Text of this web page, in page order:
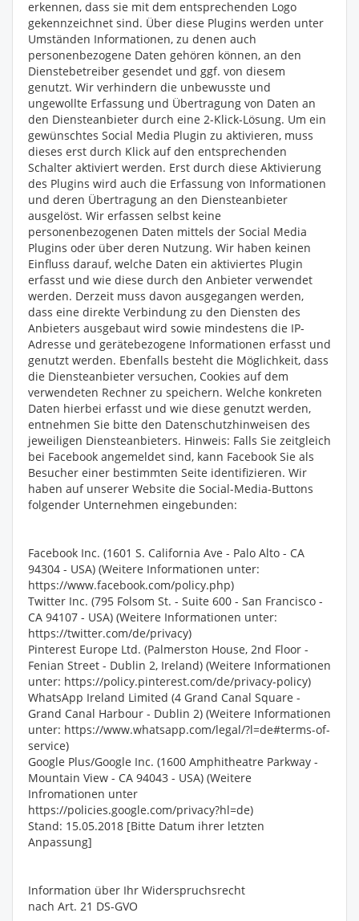
erkennen, dass sie mit dem entsprechenden Logo
gekennzeichnet sind. Über diese Plugins werden unter
Umständen Informationen, zu denen auch
personenbezogene Daten gehören können, an den
Dienstebetreiber gesendet und ggf. von diesem
genutzt. Wir verhindern die unbewusste und
ungewollte Erfassung und Übertragung von Daten an
den Diensteanbieter durch eine 2-Klick-Lösung. Um ein
gewünschtes Social Media Plugin zu aktivieren, muss
dieses erst durch Klick auf den entsprechenden
Schalter aktiviert werden. Erst durch diese Aktivierung
des Plugins wird auch die Erfassung von Informationen
und deren Übertragung an den Diensteanbieter
ausgelöst. Wir erfassen selbst keine
personenbezogenen Daten mittels der Social Media
Plugins oder über deren Nutzung. Wir haben keinen
Einfluss darauf, welche Daten ein aktiviertes Plugin
erfasst und wie diese durch den Anbieter verwendet
werden. Derzeit muss davon ausgegangen werden,
dass eine direkte Verbindung zu den Diensten des
Anbieters ausgebaut wird sowie mindestens die IP-
Adresse und gerätebezogene Informationen erfasst und
genutzt werden. Ebenfalls besteht die Möglichkeit, dass
die Diensteanbieter versuchen, Cookies auf dem
verwendeten Rechner zu speichern. Welche konkreten
Daten hierbei erfasst und wie diese genutzt werden,
entnehmen Sie bitte den Datenschutzhinweisen des
jeweiligen Diensteanbieters. Hinweis: Falls Sie zeitgleich
bei Facebook angemeldet sind, kann Facebook Sie als
Besucher einer bestimmten Seite identifizieren. Wir
haben auf unserer Website die Social-Media-Buttons
folgender Unternehmen eingebunden:
Facebook Inc. (1601 S. California Ave - Palo Alto - CA
94304 - USA) (Weitere Informationen unter:
https://www.facebook.com/policy.php)
Twitter Inc. (795 Folsom St. - Suite 600 - San Francisco -
CA 94107 - USA) (Weitere Informationen unter:
https://twitter.com/de/privacy)
Pinterest Europe Ltd. (Palmerston House, 2nd Floor -
Fenian Street - Dublin 2, Ireland) (Weitere Informationen
unter: https://policy.pinterest.com/de/privacy-policy)
WhatsApp Ireland Limited (4 Grand Canal Square -
Grand Canal Harbour - Dublin 2) (Weitere Informationen
unter: https://www.whatsapp.com/legal/?l=de#terms-of-
service)
Google Plus/Google Inc. (1600 Amphitheatre Parkway -
Mountain View - CA 94043 - USA) (Weitere
Infromationen unter
https://policies.google.com/privacy?hl=de)
Stand: 15.05.2018 [Bitte Datum ihrer letzten
Anpassung]
Information über Ihr Widerspruchsrecht
nach Art. 21 DS-GVO